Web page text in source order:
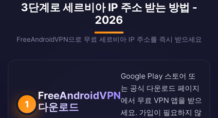
3단계로 세르비아 IP 주소 받는 방법 -
2026
FreeAndroidVPN으로 무료 세르비아 IP 주소를 즉시 받으세요
1
FreeAndroidVPN
다운로드
Google Play 스토어 또
는 공식 다운로드 페이지
에서 무료 VPN 앱을 받으
세요. 가입이 필요하지 않